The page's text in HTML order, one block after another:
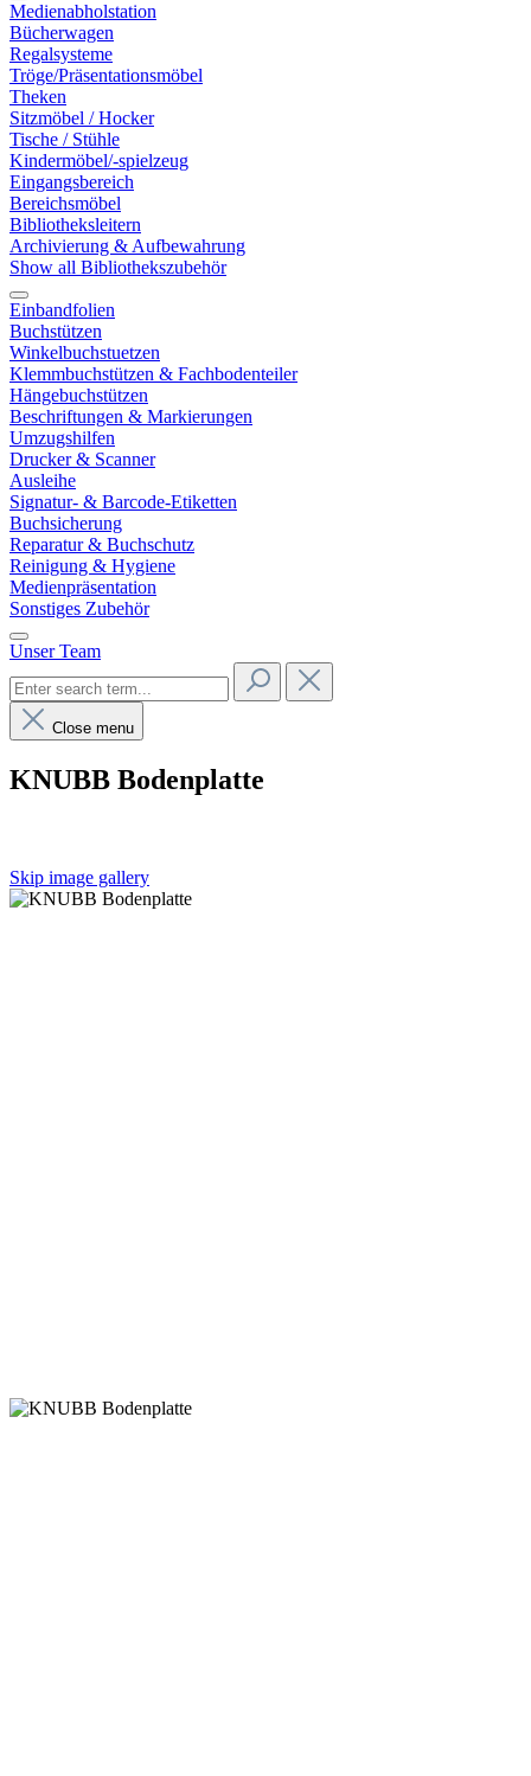
Medienabholstation
Bücherwagen
Regalsysteme
Tröge/Präsentationsmöbel
Theken
Sitzmöbel / Hocker
Tische / Stühle
Kindermöbel/-spielzeug
Eingangsbereich
Bereichsmöbel
Bibliotheksleitern
Archivierung & Aufbewahrung
Show all Bibliothekszubehör
Einbandfolien
Buchstützen
Winkelbuchstuetzen
Klemmbuchstützen & Fachbodenteiler
Hängebuchstützen
Beschriftungen & Markierungen
Umzugshilfen
Drucker & Scanner
Ausleihe
Signatur- & Barcode-Etiketten
Buchsicherung
Reparatur & Buchschutz
Reinigung & Hygiene
Medienpräsentation
Sonstiges Zubehör
Unser Team
Close menu
KNUBB Bodenplatte
Skip image gallery